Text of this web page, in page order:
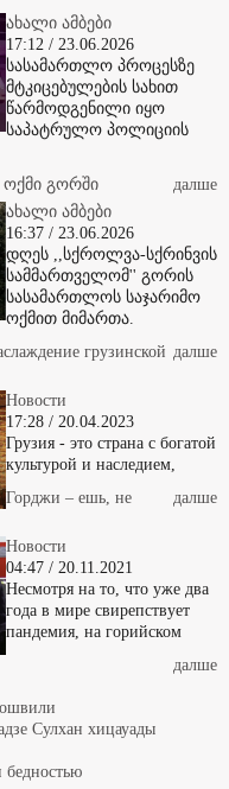
17:12 / 23.06.2026
სასამართლო პროცესზე
მტკიცებულების სახით
წარმოდგენილი იყო
საპატრულო პოლიციის
გორში
ახალი ამბები
16:37 / 23.06.2026
დღეს ,,სქროლვა-სქრინვის
სამმართველომ'' გორის
სასამართლოს საჯარიმო
ოქმით მიმართა.
грузинской
17:28 / 20.04.2023
Грузия - это страна с богатой
культурой и наследием,
Горджи – ешь, не
04:47 / 20.11.2021
Несмотря на то, что уже два
года в мире свирепствует
пандемия, на горийском
Сулхан хицауады